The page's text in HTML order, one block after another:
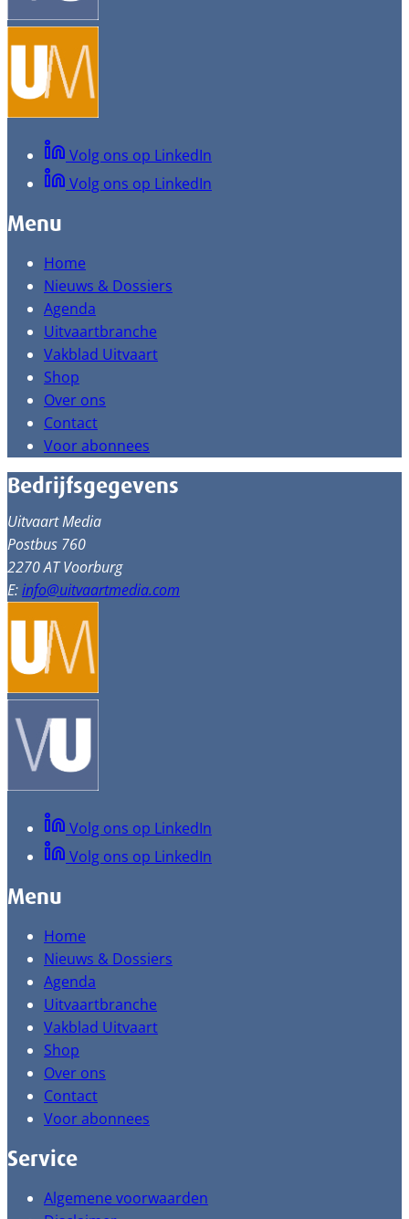
Volg ons op LinkedIn
Volg ons op LinkedIn
Menu
Home
Nieuws & Dossiers
Agenda
Uitvaartbranche
Vakblad Uitvaart
Shop
Over ons
Contact
Voor abonnees
Bedrijfsgegevens
Uitvaart Media
Postbus 760
2270 AT Voorburg
E:info@uitvaartmedia.com
Volg ons op LinkedIn
Volg ons op LinkedIn
Menu
Home
Nieuws & Dossiers
Agenda
Uitvaartbranche
Vakblad Uitvaart
Shop
Over ons
Contact
Voor abonnees
Service
Algemene voorwaarden